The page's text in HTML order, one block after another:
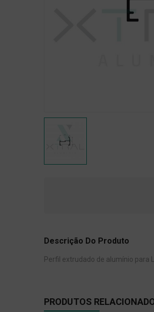
Descrição Do Produto
Perfil extrudado de alumínio para
PRODUTOS